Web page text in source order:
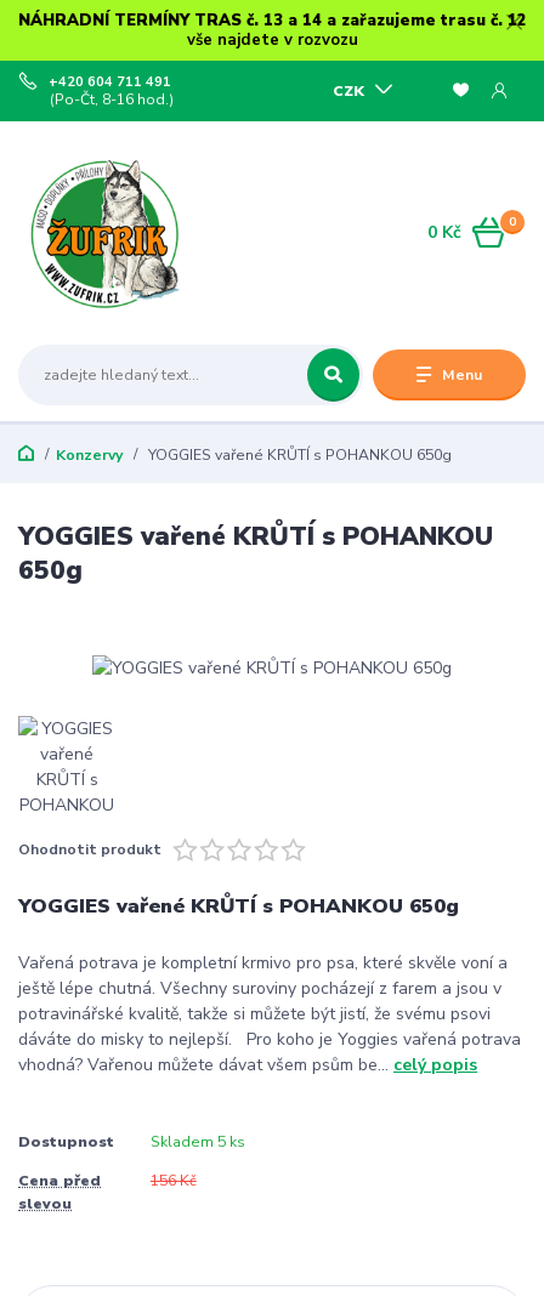
NÁHRADNÍ TERMÍNY TRAS č. 13 a 14 a zařazujeme trasu č. 12
vše najdete v rozvozu
Menu
CZK
+420 604 711 491
(Po-Čt, 8-16 hod.)
0
0 Kč
Konzervy YOGGIES vařené KRŮTÍ s POHANKOU 650g
YOGGIES vařené KRŮTÍ s POHANKOU
650g
Ohodnotit produkt
YOGGIES vařené KRŮTÍ s POHANKOU 650g
Vařená potrava je kompletní krmivo pro psa, které skvěle voní a
ještě lépe chutná. Všechny suroviny pocházejí z farem a jsou v
potravinářské kvalitě, takže si můžete být jistí, že svému psovi
dáváte do misky to nejlepší. Pro koho je Yoggies vařená potrava
vhodná? Vařenou můžete dávat všem psům be... celý popis
Dostupnost Skladem 5 ks
Cena před
slevou
156 Kč